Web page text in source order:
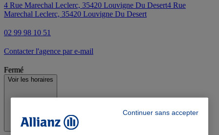
4 Rue Marechal Leclerc, 35420 Louvigne Du Desert4 Rue
Marechal Leclerc, 35420 Louvigne Du Desert
02 99 98 10 51
Contacter l'agence par e-mail
Fermé
Voir les horaires
Continuer sans accepter